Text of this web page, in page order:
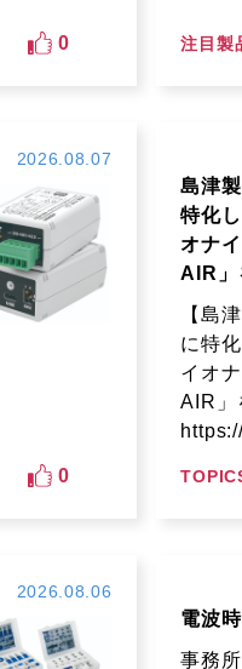
0 注目製
2026.08.07
0
島津
特化
オナ
AIR」
【島
に特
イオ
AIR」
2026.08.06
電波
事務